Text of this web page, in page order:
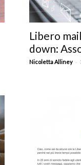
Libero
down:
Nicoletta Alliney -